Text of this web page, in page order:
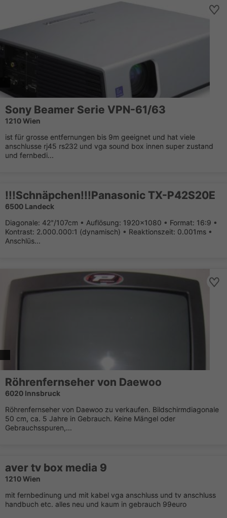
Sony Beamer Serie VPN-61/63
1210 Wien
ist für grosse entfernungen bis 9m geeignet und hat viele
anschlusse rj45 rs232 und vga sound box innen super zustand
und fernbedi...
!!!Schnäpchen!!!Panasonic TX-P42S20E
6500 Landeck
Diagonale: 42"/107cm • Auflösung: 1920x1080 • Format: 16:9 •
Kontrast: 2.000.000:1 (dynamisch) • Reaktionszeit: 0.001ms •
Anschlüs...
Röhrenfernseher von Daewoo
6020 Innsbruck
Röhrenfernseher von Daewoo zu verkaufen. Bildschirmdiagonale
50 cm, ca. 5 Jahre in Gebrauch. Keine Mängel oder
Gebrauchsspuren,...
aver tv box media 9
1210 Wien
mit fernbedinung und mit kabel vga anschluss und tv anschluss
handbuch etc. alles neu und kaum in gebrauch 99euro